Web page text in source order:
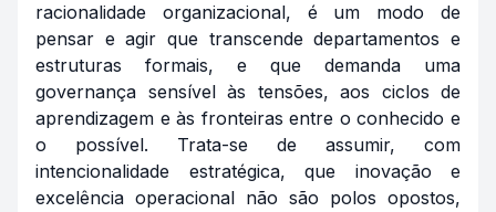
racionalidade organizacional, é um modo de
pensar e agir que transcende departamentos e
estruturas formais, e que demanda uma
governança sensível às tensões, aos ciclos de
aprendizagem e às fronteiras entre o conhecido e
o possível. Trata-se de assumir, com
intencionalidade estratégica, que inovação e
excelência operacional não são polos opostos,